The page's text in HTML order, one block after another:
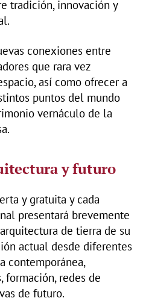
tradición, innovación y
conexiones entre
que rara vez
así como ofrecer a
puntos del mundo
vernáculo de la
y futuro
y gratuita y cada
presentará brevemente
de tierra de su
actual desde diferentes
contemporánea,
formación, redes de
de futuro.